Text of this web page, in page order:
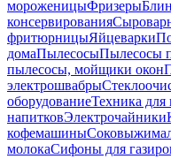
мороженицыФризеры
консервирования
фритюрницыЯйцеварки
домаПылесосыПылесосы
пылесосы, мойщики окон
электрошвабры
оборудованиеТехника для
напитковЭлектрочайники
кофемашины
молокаСифоны для